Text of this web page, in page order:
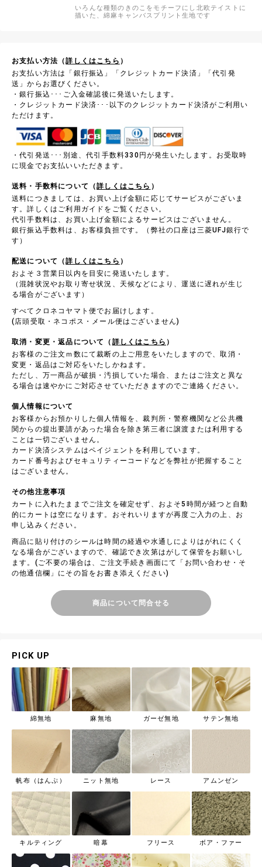
いろんな種類のきのこをモチーフにし北欧テイストに
描いた、綿麻キャンバスプリント生地です
お支払い方法（詳しくはこちら ）
お支払い方法は「銀行振込」「クレジットカード決済」「代引発
送」からお選びください。
・銀行振込･･･ご入金確認後に発送いたします。
・クレジットカード決済･･･以下のクレジットカード決済がご利用い
ただけます。
・代引発送･･･別途、代引手数料330円が発生いたします。お受取時
に現金でお支払いいただきます。
送料・手数料について（詳しくはこちら ）
送料につきましては、お買い上げ金額に応じてサービスがございま
す。詳しくはご利用ガイドをご覧ください。
代引手数料は、お買い上げ金額によるサービスはございません。
銀行振込手数料は、お客様負担です。（弊社の口座は三菱UFJ銀行で
す）
配送について（詳しくはこちら ）
およそ３営業日以内を目安に発送いたします。
（混雑状況やお取り寄せ状況、天候などにより、運送に遅れが生じ
る場合がございます）
すべてクロネコヤマト便でお届けします。
(店頭受取・ネコポス・メール便はございません)
取消・変更・返品について（ 詳しくはこちら ）
お客様のご注文ｍ数にて裁断の上ご用意をいたしますので、取消・
変更・返品はご対応をいたしかねます。
ただし、万一商品が破損・汚損していた場合、またはご注文と異な
る場合は速やかにご対応させていただきますのでご連絡ください。
個人情報について
お客様からお預かりした個人情報を、裁判所・警察機関など公共機
関からの提出要請があった場合を除き第三者に譲渡または利用する
ことは一切ございません。
カード決済システムはペイジェントを利用しています。
カード番号およびセキュリティーコードなどを弊社が把握すること
はございません。
その他注意事項
カートに入れたままでご注文を確定せず、およそ5時間が経つと自動
的にカートは空になります。おそれいりますが再度ご入力の上、お
申し込みください。
商品に貼り付けのシールは時間の経過や水通しによりはがれにくく
なる場合がございますので、確認でき次第はがして保管をお願いし
ます。(ご不要の場合は、ご注文手続き画面にて「お問い合わせ・そ
の他通信欄」にその旨をお書き添えください)
商品について問合せる
PICK UP
綿無地 麻無地 ガーゼ無地 サテン無地
帆布（はんぷ） ニット無地 レース アムンゼン
キルティング 暗幕 フリース ボア・ファー